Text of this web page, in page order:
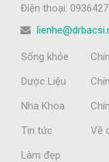
Điện thoại:
Sống khỏe
Dược Liệu
Nha Khoa
Tin tức
Làm đẹp
Về